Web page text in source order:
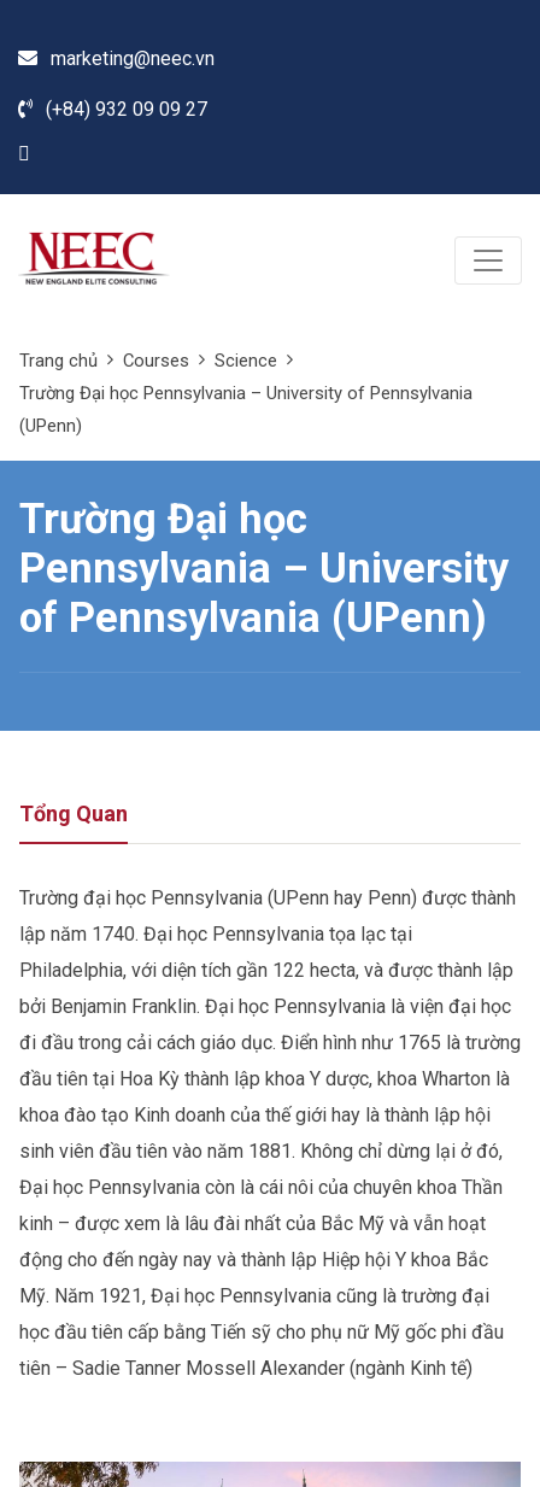
marketing@neec.vn
(+84) 932 09 09 27
Trang chủ Courses
Science
Trường Đại học Pennsylvania – University of Pennsylvania
(UPenn)
Trường Đại học
Pennsylvania – University
of Pennsylvania (UPenn)
Tổng Quan
Trường đại học Pennsylvania (UPenn hay Penn) được thành
lập năm 1740. Đại học Pennsylvania tọa lạc tại
Philadelphia, với diện tích gần 122 hecta, và được thành lập
bởi Benjamin Franklin. Đại học Pennsylvania là viện đại học
đi đầu trong cải cách giáo dục. Điển hình như 1765 là trường
đầu tiên tại Hoa Kỳ thành lập khoa Y dược, khoa Wharton là
khoa đào tạo Kinh doanh của thế giới hay là thành lập hội
sinh viên đầu tiên vào năm 1881. Không chỉ dừng lại ở đó,
Đại học Pennsylvania còn là cái nôi của chuyên khoa Thần
kinh – được xem là lâu đài nhất của Bắc Mỹ và vẫn hoạt
động cho đến ngày nay và thành lập Hiệp hội Y khoa Bắc
Mỹ. Năm 1921, Đại học Pennsylvania cũng là trường đại
học đầu tiên cấp bằng Tiến sỹ cho phụ nữ Mỹ gốc phi đầu
tiên – Sadie Tanner Mossell Alexander (ngành Kinh tế)